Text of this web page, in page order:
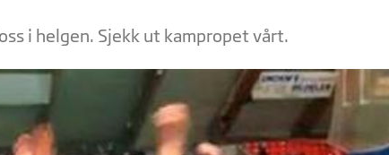
i helgen. Sjekk ut kampropet vårt.